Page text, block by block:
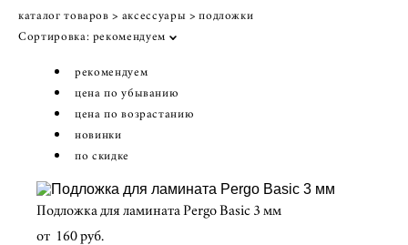
каталог товаров > аксессуары > подложки
Сортировка: рекомендуем
рекомендуем
цена по убыванию
цена по возрастанию
новинки
по скидке
Подложка для ламината Pergo Basic 3 мм
от 160 pуб.